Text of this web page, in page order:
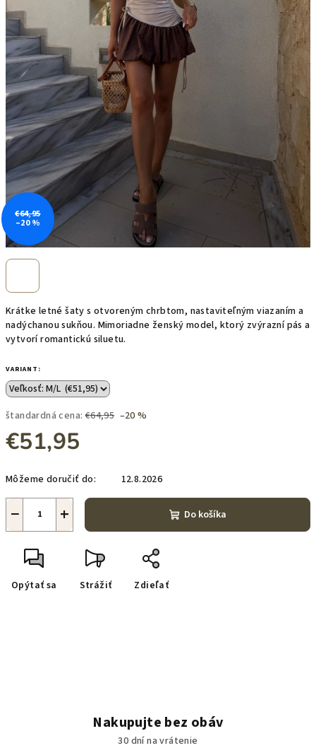
Krátke letné šaty s otvoreným chrbtom, nastaviteľným viazaním a
nadýchanou sukňou. Mimoriadne ženský model, ktorý zvýrazní pás a
vytvorí romantickú siluetu.
VARIANT:
štandardná cena: €64,95 –20 %
€51,95
cena:
Môžeme doručiť do: 12.8.2026
+
− Do košíka
Opýtať sa Strážiť Zdieľať
€64,95
–20 %
Nakupujte bez obáv
30 dní na vrátenie